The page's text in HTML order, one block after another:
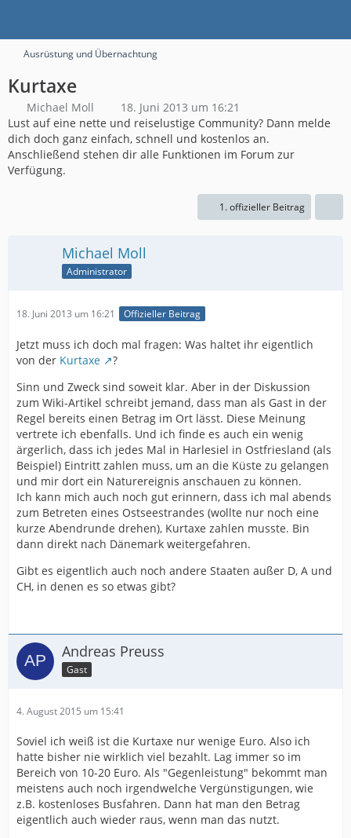
Ausrüstung und Übernachtung
Kurtaxe
Michael Moll
18. Juni 2013 um 16:21
Lust auf eine nette und reiselustige Community? Dann melde
dich doch ganz einfach, schnell und kostenlos an.
Anschließend stehen dir alle Funktionen im Forum zur
Verfügung.
1. offizieller Beitrag
Michael Moll
Administrator
18. Juni 2013 um 16:21 Offizieller Beitrag
Jetzt muss ich doch mal fragen: Was haltet ihr eigentlich
von der Kurtaxe
?
Sinn und Zweck sind soweit klar. Aber in der Diskussion
zum Wiki-Artikel schreibt jemand, dass man als Gast in der
Regel bereits einen Betrag im Ort lässt. Diese Meinung
vertrete ich ebenfalls. Und ich finde es auch ein wenig
ärgerlich, dass ich jedes Mal in Harlesiel in Ostfriesland (als
Beispiel) Eintritt zahlen muss, um an die Küste zu gelangen
und mir dort ein Naturereignis anschauen zu können.
Ich kann mich auch noch gut erinnern, dass ich mal abends
zum Betreten eines Ostseestrandes (wollte nur noch eine
kurze Abendrunde drehen), Kurtaxe zahlen musste. Bin
dann direkt nach Dänemark weitergefahren.
Gibt es eigentlich auch noch andere Staaten außer D, A und
CH, in denen es so etwas gibt?
Andreas Preuss
Gast
4. August 2015 um 15:41
Soviel ich weiß ist die Kurtaxe nur wenige Euro. Also ich
hatte bisher nie wirklich viel bezahlt. Lag immer so im
Bereich von 10-20 Euro. Als "Gegenleistung" bekommt man
meistens auch noch irgendwelche Vergünstigungen, wie
z.B. kostenloses Busfahren. Dann hat man den Betrag
eigentlich auch wieder raus, wenn man das nutzt.